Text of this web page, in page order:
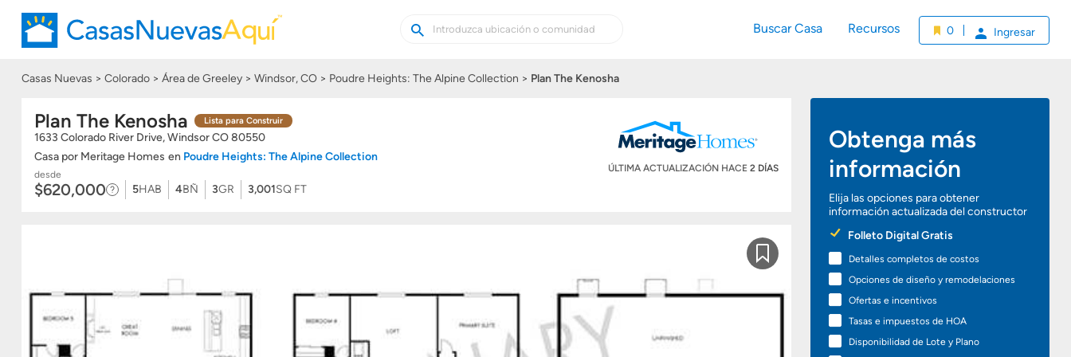
Buscar
casas
Buscar
Buscar Casa Recursos 0 Ingresar
Casas Nuevas Colorado Área de Greeley Windsor, CO Poudre Heights: The Alpine Collection Plan The Kenosha
Plan The Kenosha Lista para Construir
1633 Colorado River Drive, WindsorCO80550
Casa por Meritage Homes en Poudre Heights: The Alpine Collection
ÚLTIMA ACTUALIZACIÓN HACE 2 DÍAS
desde
$620,000 5HAB 4BÑ 3GR 3,001SQ FT
Obtenga más
información
Elija las opciones para obtener
información actualizada del constructor
Preferred
Options
Folleto Digital Gratis
Detalles completos de costos
Opciones de diseño y remodelaciones
Ofertas e incentivos
Tasas e impuestos de HOA
Disponibilidad de Lote y Plano
Guardar